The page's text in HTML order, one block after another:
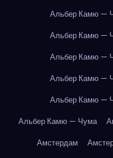
Альбер Камю —
Альбер Камю —
Альбер Камю —
Альбер Камю —
Альбер Камю —
Альбер Камю — Чума
Амстердам